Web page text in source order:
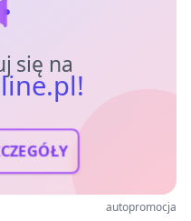
się na
autopromocja